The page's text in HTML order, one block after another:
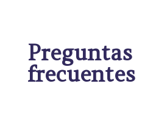
Preguntas
frecuentes